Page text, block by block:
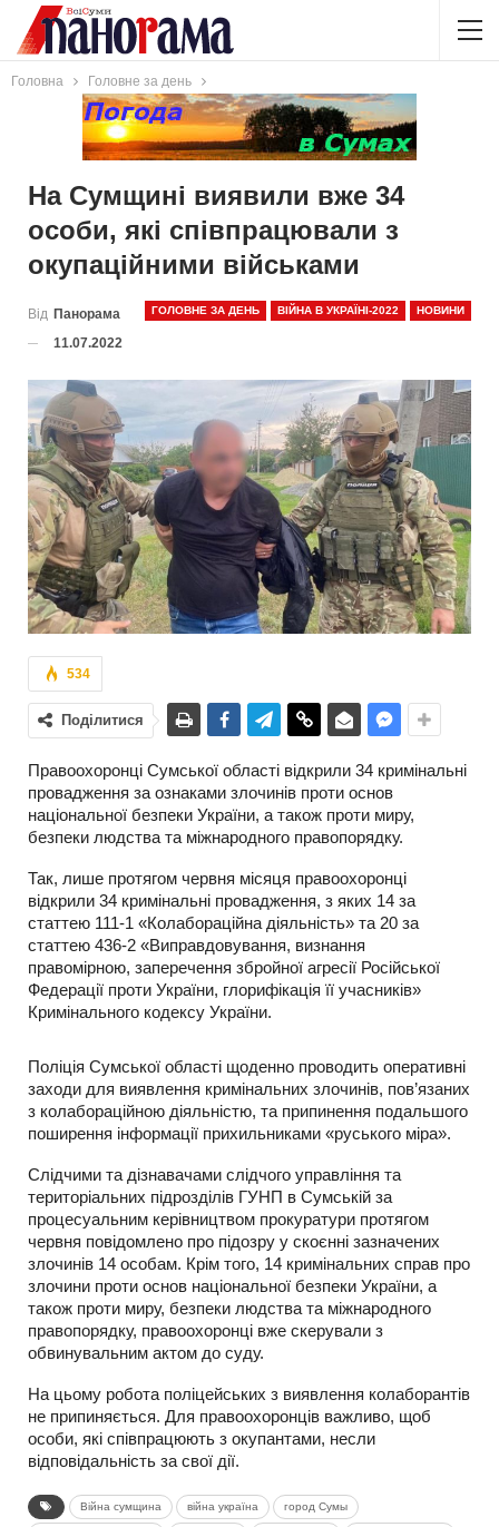
Головна Головне за день
На Сумщині виявили вже 34
особи, які співпрацювали з
окупаційними військами
ГОЛОВНЕ ЗА ДЕНЬ ВІЙНА В УКРАЇНІ-2022 НОВИНИ
Від Панорама
11.07.2022
534
Поділитися
Правоохоронці Сумської області відкрили 34 кримінальні
провадження за ознаками злочинів проти основ
національної безпеки України, а також проти миру,
безпеки людства та міжнародного правопорядку.
Так, лише протягом червня місяця правоохоронці
відкрили 34 кримінальні провадження, з яких 14 за
статтею 111-1 «Колабораційна діяльність» та 20 за
статтею 436-2 «Виправдовування, визнання
правомірною, заперечення збройної агресії Російської
Федерації проти України, глорифікація її учасників»
Кримінального кодексу України.
Поліція Сумської області щоденно проводить оперативні
заходи для виявлення кримінальних злочинів, пов’язаних
з колабораційною діяльністю, та припинення подальшого
поширення інформації прихильниками «руського міра».
Слідчими та дізнавачами слідчого управління та
територіальних підрозділів ГУНП в Сумській за
процесуальним керівництвом прокуратури протягом
червня повідомлено про підозру у скоєнні зазначених
злочинів 14 особам. Крім того, 14 кримінальних справ про
злочини проти основ національної безпеки України, а
також проти миру, безпеки людства та міжнародного
правопорядку, правоохоронці вже скерували з
обвинувальним актом до суду.
На цьому робота поліцейських з виявлення колаборантів
не припиняється. Для правоохоронців важливо, щоб
особи, які співпрацюють з окупантами, несли
відповідальність за свої дії.
Війна сумщина війна україна город Сумы